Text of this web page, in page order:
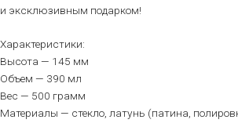
и эксклюзивным подарком!
Характеристики:
Высота — 145 мм
Объем — 390 мл
Вес — 500 грамм
Материалы — стекло, латунь (патина,